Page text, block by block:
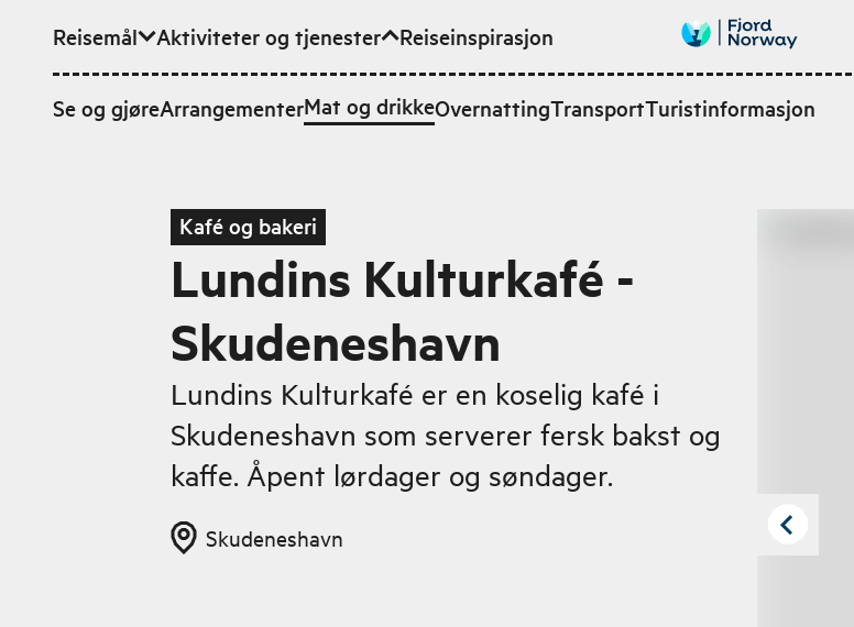
Hopp til hovedinnhold
Reisemål Aktiviteter og tjenester
Se og gjøreArrangementerMat og drikkeOvernattingTransportTuristinformasjon
Reiseinspirasjon
Kafé og bakeri
Lundins Kulturkafé -
Skudeneshavn
Lundins Kulturkafé er en koselig kafé i
Skudeneshavn som serverer fersk bakst og
kaffe. Åpent lørdager og søndager.
Skudeneshavn